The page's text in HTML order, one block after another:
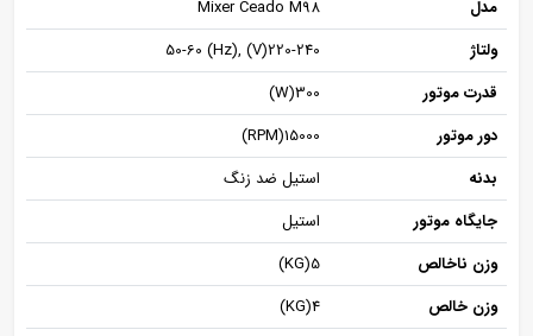
مدل
Mixer Ceado M98
ولتاژ
220-240(V) ,50-60 (Hz)
قدرت موتور
300(W)
دور موتور
15000(RPM)
بدنه
استیل ضد زنگ
جایگاه موتور
استیل
وزن ناخالص
5(KG)
وزن خالص
4(KG)